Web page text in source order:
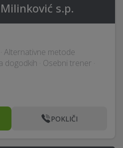
s.p.
Alternativne metode
dogodkih · Osebni trener ·
POKLIČI